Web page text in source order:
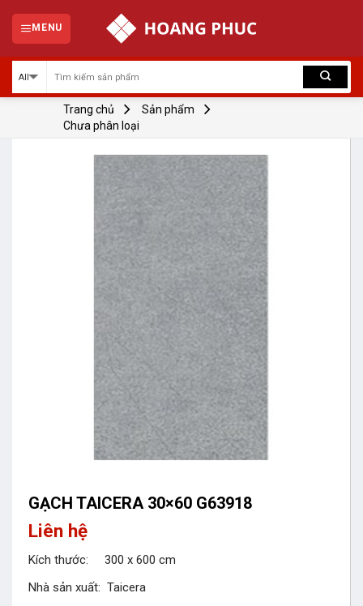
content
MENU
Trang chủ
Sản phẩm
Chưa phân loại
GẠCH TAICERA 30×60 G63918
Liên hệ
Kích thước: 300 x 600 cm
Nhà sản xuất: Taicera